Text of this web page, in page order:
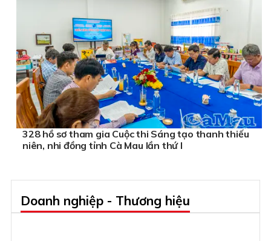
328 hồ sơ tham gia Cuộc thi Sáng tạo thanh thiếu
niên, nhi đồng tỉnh Cà Mau lần thứ I
Doanh nghiệp - Thương hiệu